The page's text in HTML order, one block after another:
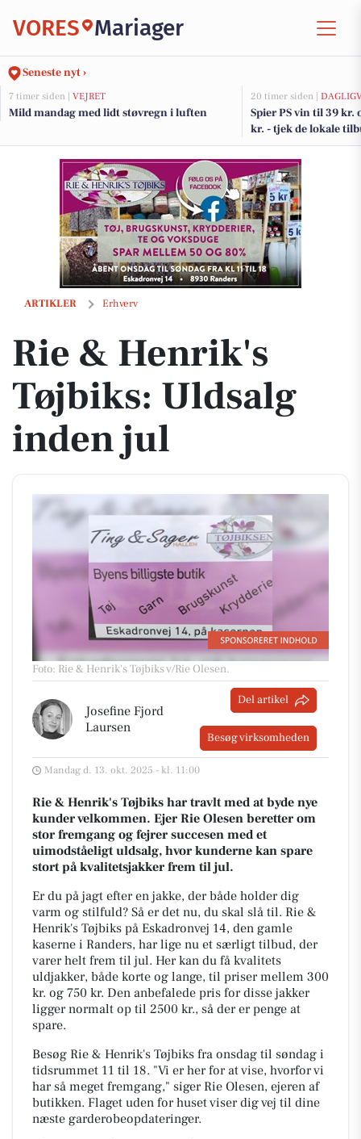
VORES Mariager
Seneste nyt ›
7 timer siden | VEJRET
Mild mandag med lidt støvregn i luften
20 timer siden |
Spier PS vin til 39 kr.
kr. - tjek de lokale
ARTIKLER Erhverv
Rie & Henrik's Tøjbiks: Uldsalg inden jul
Rie & Henrik's
Tøjbiks: Uldsalg
inden jul
Foto: Rie & Henrik's Tøjbiks v/Rie Olesen.
Josefine Fjord
Laursen
Del artikel
Besøg virksomheden
Mandag d. 13. okt. 2025 - kl. 11:00
Rie & Henrik's Tøjbiks har travlt med at byde nye
kunder velkommen. Ejer Rie Olesen beretter om
stor fremgang og fejrer succesen med et
uimodståeligt uldsalg, hvor kunderne kan spare
stort på kvalitetsjakker frem til jul.
Er du på jagt efter en jakke, der både holder dig
varm og stilfuld? Så er det nu, du skal slå til. Rie &
Henrik's Tøjbiks på Eskadronvej 14, den gamle
kaserne i Randers, har lige nu et særligt tilbud, der
varer helt frem til jul. Her kan du få kvalitets
uldjakker, både korte og lange, til priser mellem 300
kr. og 750 kr. Den anbefalede pris for disse jakker
ligger normalt op til 2500 kr., så der er penge at
spare.
Besøg Rie & Henrik's Tøjbiks fra onsdag til søndag i
tidsrummet 11 til 18. "Vi er her for at vise, hvorfor vi
har så meget fremgang," siger Rie Olesen, ejeren af
butikken. Flaget uden for huset viser dig vej til dine
næste garderobeopdateringer.